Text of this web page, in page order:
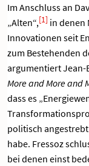
Im Anschluss an
„Alten“,[1] in denen
Innovationen seit
zum Bestehenden
argumentiert Jean-
More and More and
dass es
politisch
habe. Fressoz
bei denen einst